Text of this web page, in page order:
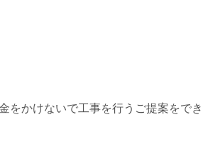
をかけないで工事を行うご提案をでき